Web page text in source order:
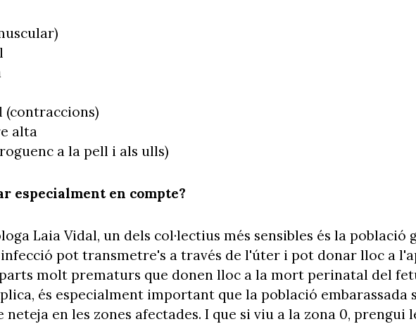
alta
a la pell i als ulls)
especialment en compte?
Laia Vidal, un dels col·lectius més sensibles és la població
infecció pot transmetre's a través de l'úter i pot donar lloc a
molt prematurs que donen lloc a la mort perinatal del
és especialment important que la població embarassada
neteja en les zones afectades. I que si viu a la zona 0, prengui